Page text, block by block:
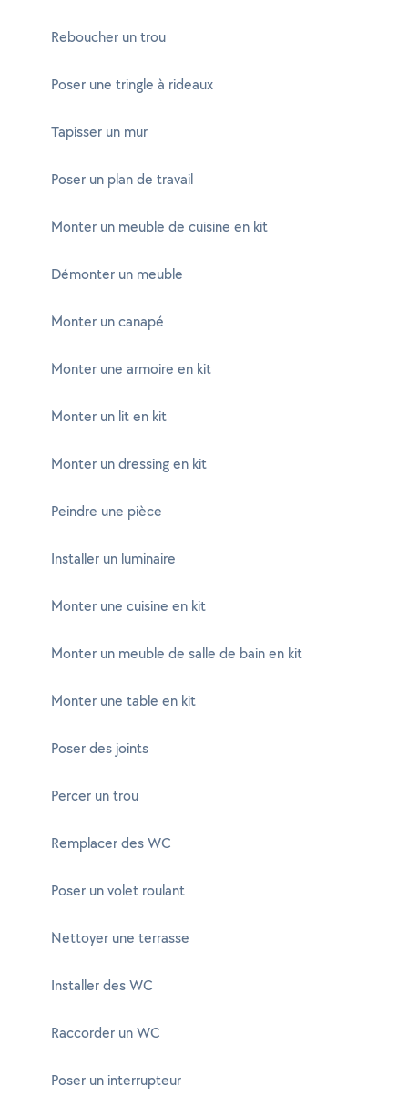
Reboucher un trou
Poser une tringle à rideaux
Tapisser un mur
Poser un plan de travail
Monter un meuble de cuisine en kit
Démonter un meuble
Monter un canapé
Monter une armoire en kit
Monter un lit en kit
Monter un dressing en kit
Peindre une pièce
Installer un luminaire
Monter une cuisine en kit
Monter un meuble de salle de bain en kit
Monter une table en kit
Poser des joints
Percer un trou
Remplacer des WC
Poser un volet roulant
Nettoyer une terrasse
Installer des WC
Raccorder un WC
Poser un interrupteur